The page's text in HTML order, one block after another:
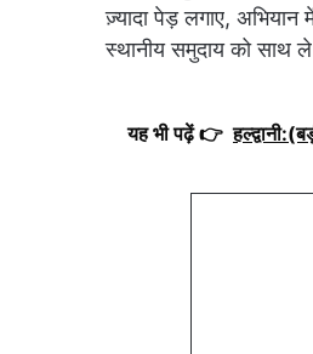
ज़्यादा पेड़ लगाए,
स्थानीय समुदाय को साथ
यह भी पढ़ें 👉